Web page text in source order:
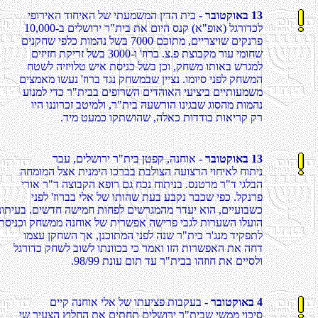
יפוריאה דוחיאה לש יתעמשמה ןידה תיב -רבוטקואב 13
10,000-ב םילשורי ר"תיב תא םויה סנק (א"פוא) לגרודכל
םינקחש יפלכ תומהנ לשב 7000 םכותמ ,םיירציוש םיקנרפ
םיזיזח תקירז לשב 3000-ו 'זורב .צ.פ תצובקמ רוע ימוחש
חטשל היזיולט שיא תסינכ לשב ןכו ,קחשמ ותואב שרגמל
םיצמאמ ושענ 'זורב דגנ קחשמבש ןייצנ .ומויס ינפל קחשמה
עונמל ידכ ר"תיבב םיפורשה םידהואה יעיציב םייתועמשמ
ויה וננורכז בטימלו ,ר"תיב העשרוה וניגבש גוסהמ תומהנ
.דימ טעמכ וקתשוהש ,הלאכ תודדוב תואירק קר
רבע ,םילשורי ר"תיב ןטפק ,הנחוא -רבוטקואב 13
החמומה לצא תינמיה וכרבב תבלוצה העוצרה יוחיאל חותינ
ירוא ר"ד הצובקה אפור םג חכנ חותינב .סנטרמ ר"ד יגלבה
ינפל 'זורבב ילא לש ותוהש תעב עבקנ רבכש יפכ .לקנרפ
תונותיעב .םישדח השימח תוחפל םישרגמהמ רדעי אוה
ותסינכו קחשממ הנחוא לש תירשפא השירפ יבגל תורעשה
ומצע ןקחשה ךא ,ןנכותמה ינפל הנש ר"תיב ר'גנמ דיקפתל
לגרודכ קחשל בושל ותנווכב יכ רמאו וזה תורשפאה תא החד
.98/99 תנוע םות דע ר"תיבב והזוח תא םייסלו
םייק הנחוא ילא לש ותעיצפ תובקעב -רבוטקואב 4
יש ריעצה ץולחה תא םיתחת םילשורי ר"תיבש ישממ יוכיס